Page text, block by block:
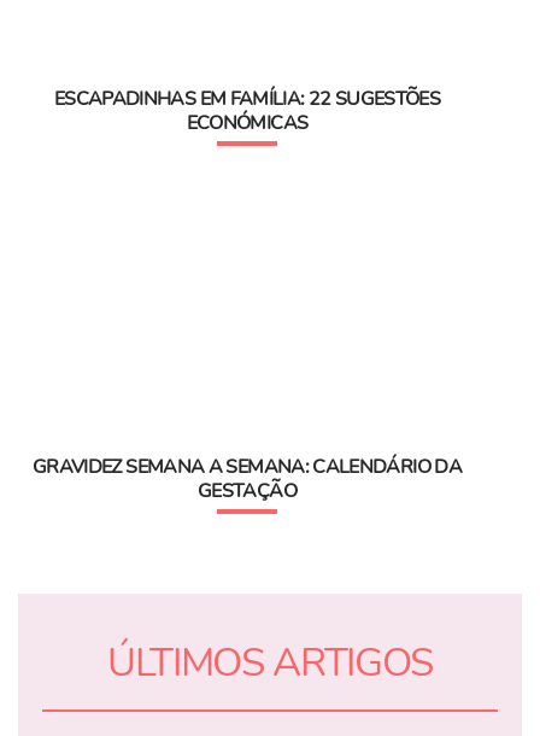
ESCAPADINHAS EM FAMÍLIA: 22 SUGESTÕES
ECONÓMICAS
GRAVIDEZ SEMANA A SEMANA: CALENDÁRIO DA
GESTAÇÃO
ÚLTIMOS ARTIGOS